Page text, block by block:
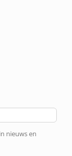
nieuws en